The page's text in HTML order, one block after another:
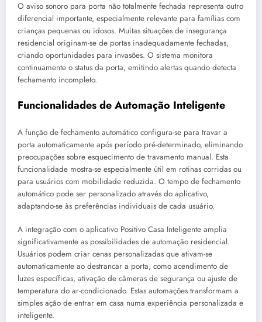
O aviso sonoro para porta não totalmente fechada representa outro
diferencial importante, especialmente relevante para famílias com
crianças pequenas ou idosos. Muitas situações de insegurança
residencial originam-se de portas inadequadamente fechadas,
criando oportunidades para invasões. O sistema monitora
continuamente o status da porta, emitindo alertas quando detecta
fechamento incompleto.
Funcionalidades de Automação Inteligente
A função de fechamento automático configura-se para travar a
porta automaticamente após período pré-determinado, eliminando
preocupações sobre esquecimento de travamento manual. Esta
funcionalidade mostra-se especialmente útil em rotinas corridas ou
para usuários com mobilidade reduzida. O tempo de fechamento
automático pode ser personalizado através do aplicativo,
adaptando-se às preferências individuais de cada usuário.
A integração com o aplicativo Positivo Casa Inteligente amplia
significativamente as possibilidades de automação residencial.
Usuários podem criar cenas personalizadas que ativam-se
automaticamente ao destrancar a porta, como acendimento de
luzes específicas, ativação de câmeras de segurança ou ajuste de
temperatura do ar-condicionado. Estas automações transformam a
simples ação de entrar em casa numa experiência personalizada e
inteligente.